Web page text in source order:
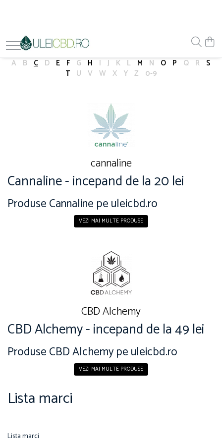
A B C D E F G H I J K L M N O P Q R S
T U V W X Y Z 0-9
cannaline
Cannaline - incepand de la 20 lei
Produse Cannaline pe uleicbd.ro
VEZI MAI MULTE PRODUSE
CBD Alchemy
CBD Alchemy - incepand de la 49 lei
Produse CBD Alchemy pe uleicbd.ro
VEZI MAI MULTE PRODUSE
Lista marci
Lista marci